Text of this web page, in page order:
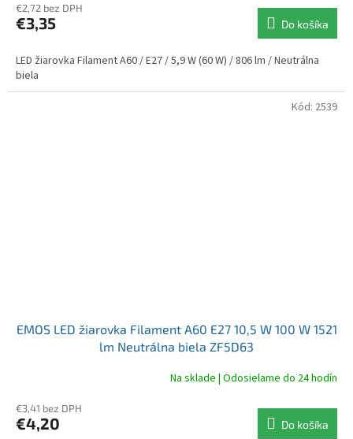
€2,72 bez DPH
€3,35 Do košíka
LED žiarovka Filament A60 / E27 / 5,9 W (60 W) / 806 lm / Neutrálna
biela
EMOS LED žiarovka Filament A60 E27 10,5 W 100 W 1521
lm Neutrálna biela ZF5D63
Na sklade | Odosielame do 24 hodín
€3,41 bez DPH
€4,20 Do košíka
Kód: 2539